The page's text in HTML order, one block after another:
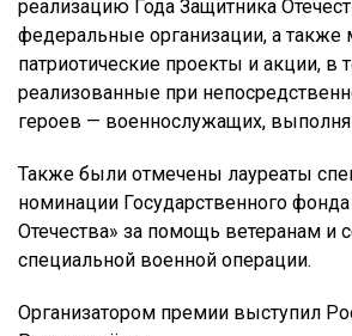
реализацию Года Защитника
федеральные организации, а
патриотические проекты и акции, в
реализованные при
героев — военнослужащих,
Также были отмечены лауреаты
номинации Государственного
Отечества» за помощь ветеранам и
специальной военной операции.
Организатором премии выступил